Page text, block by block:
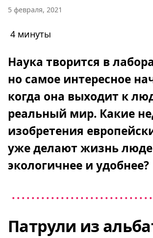
5 февраля, 2021
4 минуты
Наука творится в
но самое интересное
когда она выходит к
реальный мир. Какие
изобретения
уже делают жизнь
экологичнее и удобнее?
Патрули из